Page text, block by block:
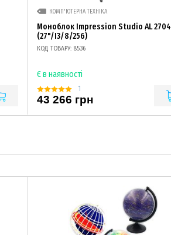
КОМП'ЮТЕРНА ТЕХНІКА
Моноблок Impression Studio AL 2704
(27"/I3/8/256)
КОД ТОВАРУ: 8536
Є в наявності
1
43 266 грн